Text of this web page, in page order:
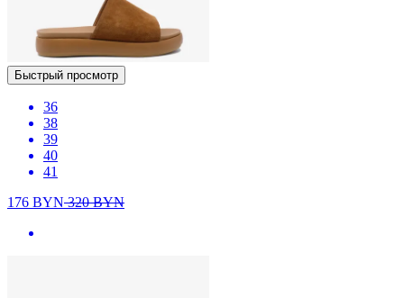
Быстрый просмотр
36
38
39
40
41
176 BYN320BYN